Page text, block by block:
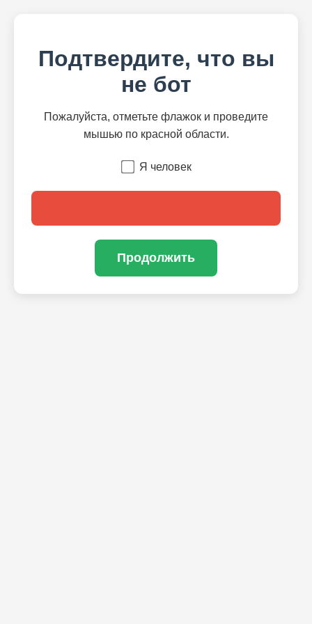
Подтвердите, что вы
не бот
Пожалуйста, отметьте флажок и проведите
мышью по красной области.
Я человек
Продолжить